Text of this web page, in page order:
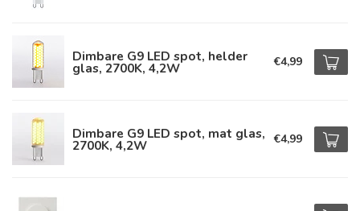
Dimbare G9 LED spot, helder
glas, 2700K, 4,2W €4,99
Dimbare G9 LED spot, mat glas,
2700K, 4,2W €4,99